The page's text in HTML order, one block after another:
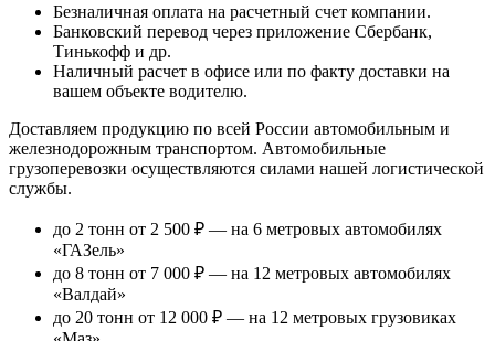
Безналичная оплата на расчетный счет компании.
Банковский перевод через приложение Сбербанк,
Тинькофф и др.
Наличный расчет в офисе или по факту доставки на
вашем объекте водителю.
Доставляем продукцию по всей России автомобильным и
железнодорожным транспортом. Автомобильные
грузоперевозки осуществляются силами нашей логистической
службы.
до 2 тонн от 2 500 ₽ — на 6 метровых автомобилях
«ГАЗель»
до 8 тонн от 7 000 ₽ — на 12 метровых автомобилях
«Валдай»
до 20 тонн от 12 000 ₽ — на 12 метровых грузовиках